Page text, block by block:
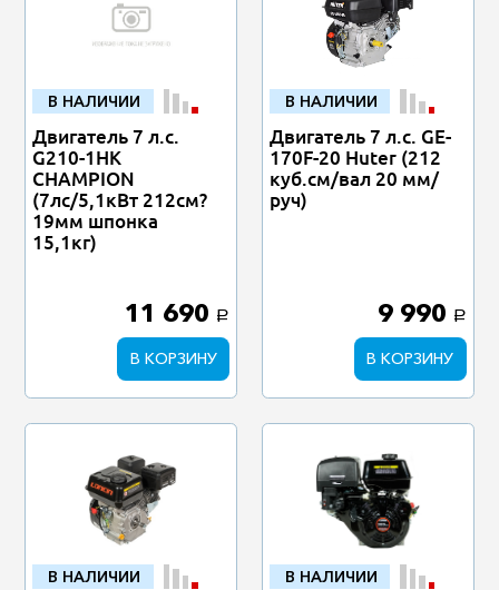
В НАЛИЧИИ
Двигатель 7 л.с.
G210-1HK
CHAMPION
(7лс/5,1кВт 212см?
19мм шпонка
15,1кг)
11 690 a
В КОРЗИНУ
В НАЛИЧИИ
Двигатель 7 л.с. GE-
170F-20 Huter (212
куб.см/вал 20 мм/
руч)
9 990 a
В КОРЗИНУ
В НАЛИЧИИ В НАЛИЧИИ